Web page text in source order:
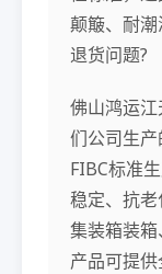
颠簸、耐潮
退货问题?
佛山鸿运
们公司生
FIBC标准
稳定、抗
集装箱装箱
产品可提